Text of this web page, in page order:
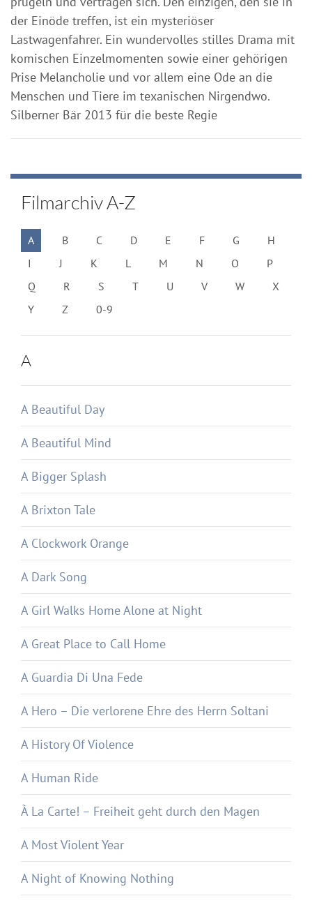
der Einöde treffen, ist ein mysteriöser
Lastwagenfahrer. Ein wundervolles stilles Drama mit
komischen Einzelmomenten sowie einer gehörigen
Prise Melancholie und vor allem eine Ode an die
Menschen und Tiere im texanischen Nirgendwo.
Silberner Bär 2013 für die beste Regie
Filmarchiv A-Z
A B C D E F G
H
I
J K L M N O
P
Q
R S T U V W
X
Y
Z 0-9
A
A Beautiful Day
A Beautiful Mind
A Bigger Splash
A Brixton Tale
A Clockwork Orange
A Dark Song
A Girl Walks Home Alone at Night
A Great Place to Call Home
A Guardia Di Una Fede
A Hero – Die verlorene Ehre des Herrn Soltani
A History Of Violence
A Human Ride
À La Carte! – Freiheit geht durch den Magen
A Most Violent Year
A Night of Knowing Nothing